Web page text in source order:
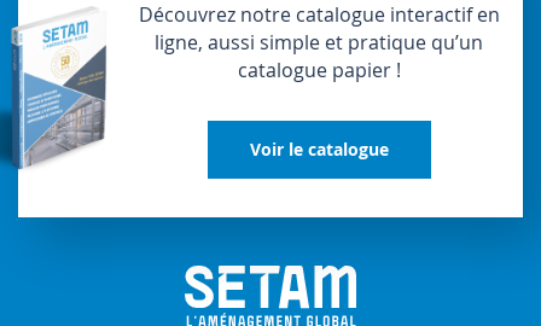
Découvrez notre catalogue interactif en
ligne, aussi simple et pratique qu’un
catalogue papier !
Voir le catalogue